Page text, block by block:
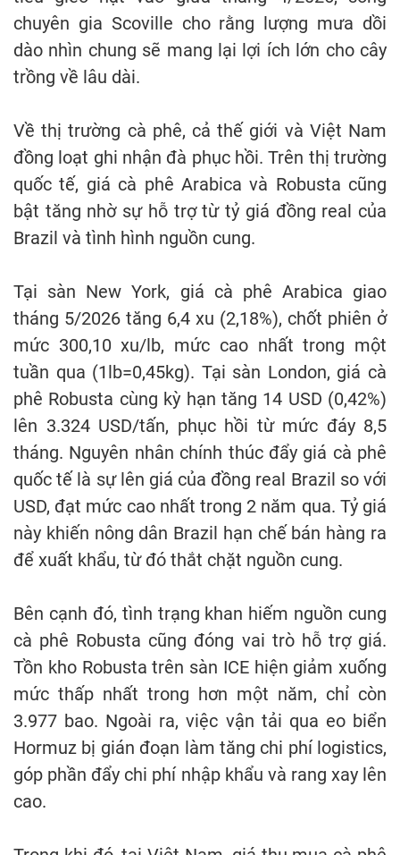
chuyên gia Scoville cho rằng lượng mưa dồi
dào nhìn chung sẽ mang lại lợi ích lớn cho cây
trồng về lâu dài.
Về thị trường cà phê, cả thế giới và Việt Nam
đồng loạt ghi nhận đà phục hồi. Trên thị trường
quốc tế, giá cà phê Arabica và Robusta cũng
bật tăng nhờ sự hỗ trợ từ tỷ giá đồng real của
Brazil và tình hình nguồn cung.
Tại sàn New York, giá cà phê Arabica giao
tháng 5/2026 tăng 6,4 xu (2,18%), chốt phiên ở
mức 300,10 xu/lb, mức cao nhất trong một
tuần qua (1lb=0,45kg). Tại sàn London, giá cà
phê Robusta cùng kỳ hạn tăng 14 USD (0,42%)
lên 3.324 USD/tấn, phục hồi từ mức đáy 8,5
tháng. Nguyên nhân chính thúc đẩy giá cà phê
quốc tế là sự lên giá của đồng real Brazil so với
USD, đạt mức cao nhất trong 2 năm qua. Tỷ giá
này khiến nông dân Brazil hạn chế bán hàng ra
để xuất khẩu, từ đó thắt chặt nguồn cung.
Bên cạnh đó, tình trạng khan hiếm nguồn cung
cà phê Robusta cũng đóng vai trò hỗ trợ giá.
Tồn kho Robusta trên sàn ICE hiện giảm xuống
mức thấp nhất trong hơn một năm, chỉ còn
3.977 bao. Ngoài ra, việc vận tải qua eo biển
Hormuz bị gián đoạn làm tăng chi phí logistics,
góp phần đẩy chi phí nhập khẩu và rang xay lên
cao.